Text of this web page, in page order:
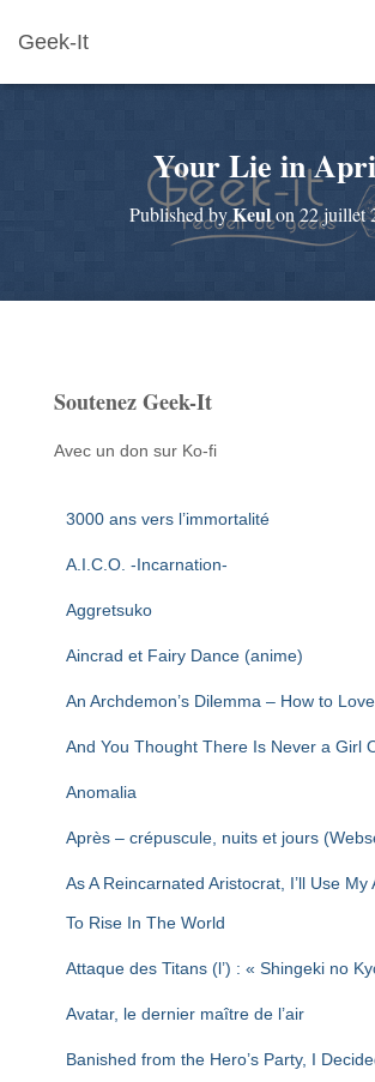
Geek-It
Your Lie in
Published byKeulon22 juillet
Soutenez Geek-It
Avec un don sur Ko-fi
3000 ans vers l’immortalité
A.I.C.O. -Incarnation-
Aggretsuko
Aincrad et Fairy Dance (anime)
An Archdemon’s Dilemma – How to
And You Thought There Is Never a Girl
Anomalia
Après – crépuscule, nuits et jours
As A Reincarnated Aristocrat, I’ll Use My
To Rise In The World
Attaque des Titans (l’) : « Shingeki no
Avatar, le dernier maître de l’air
Banished from the Hero’s Party, I